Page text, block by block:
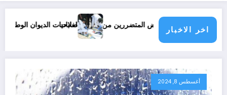
اخر الاخبار صلاحيات الديوان الوطني لمكافحة المخدرات
أغسطس 8, 2024